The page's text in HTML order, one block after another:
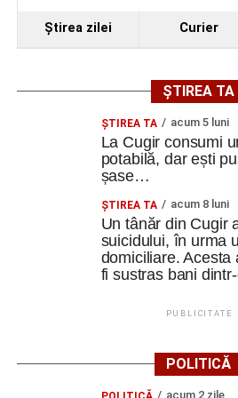
Ştirea zilei Curier
ȘTIREA TA
ȘTIREA TA acum 5 luni
La Cugir consumi
potabilă, dar ești
șase…
ȘTIREA TA acum 8 luni
Un tânăr din Cugir
suicidului, în urma
domiciliare. Acesta
fi sustras bani
PUBLICITATE
POLITICĂ
acum 2 zile